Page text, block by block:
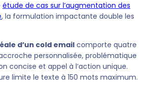
étude de cas sur l’augmentation des
, la formulation impactante double les
d’un cold email comporte quatre
personnalisée, problématique
concise et appel à l’action unique.
limite le texte à 150 mots maximum.